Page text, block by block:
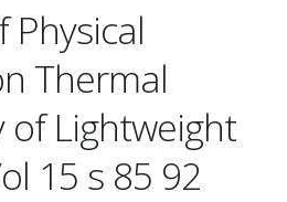
Physical
Thermal
of Lightweight
15 s 85 92